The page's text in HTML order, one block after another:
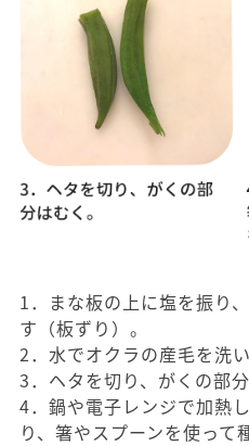
1．まな板の上に塩を振り
す（板ずり）。
2．水でオクラの産毛を洗い
3．ヘタを切り、がくの部分
4．鍋や電子レンジで加熱
り、箸やスプーンを使って